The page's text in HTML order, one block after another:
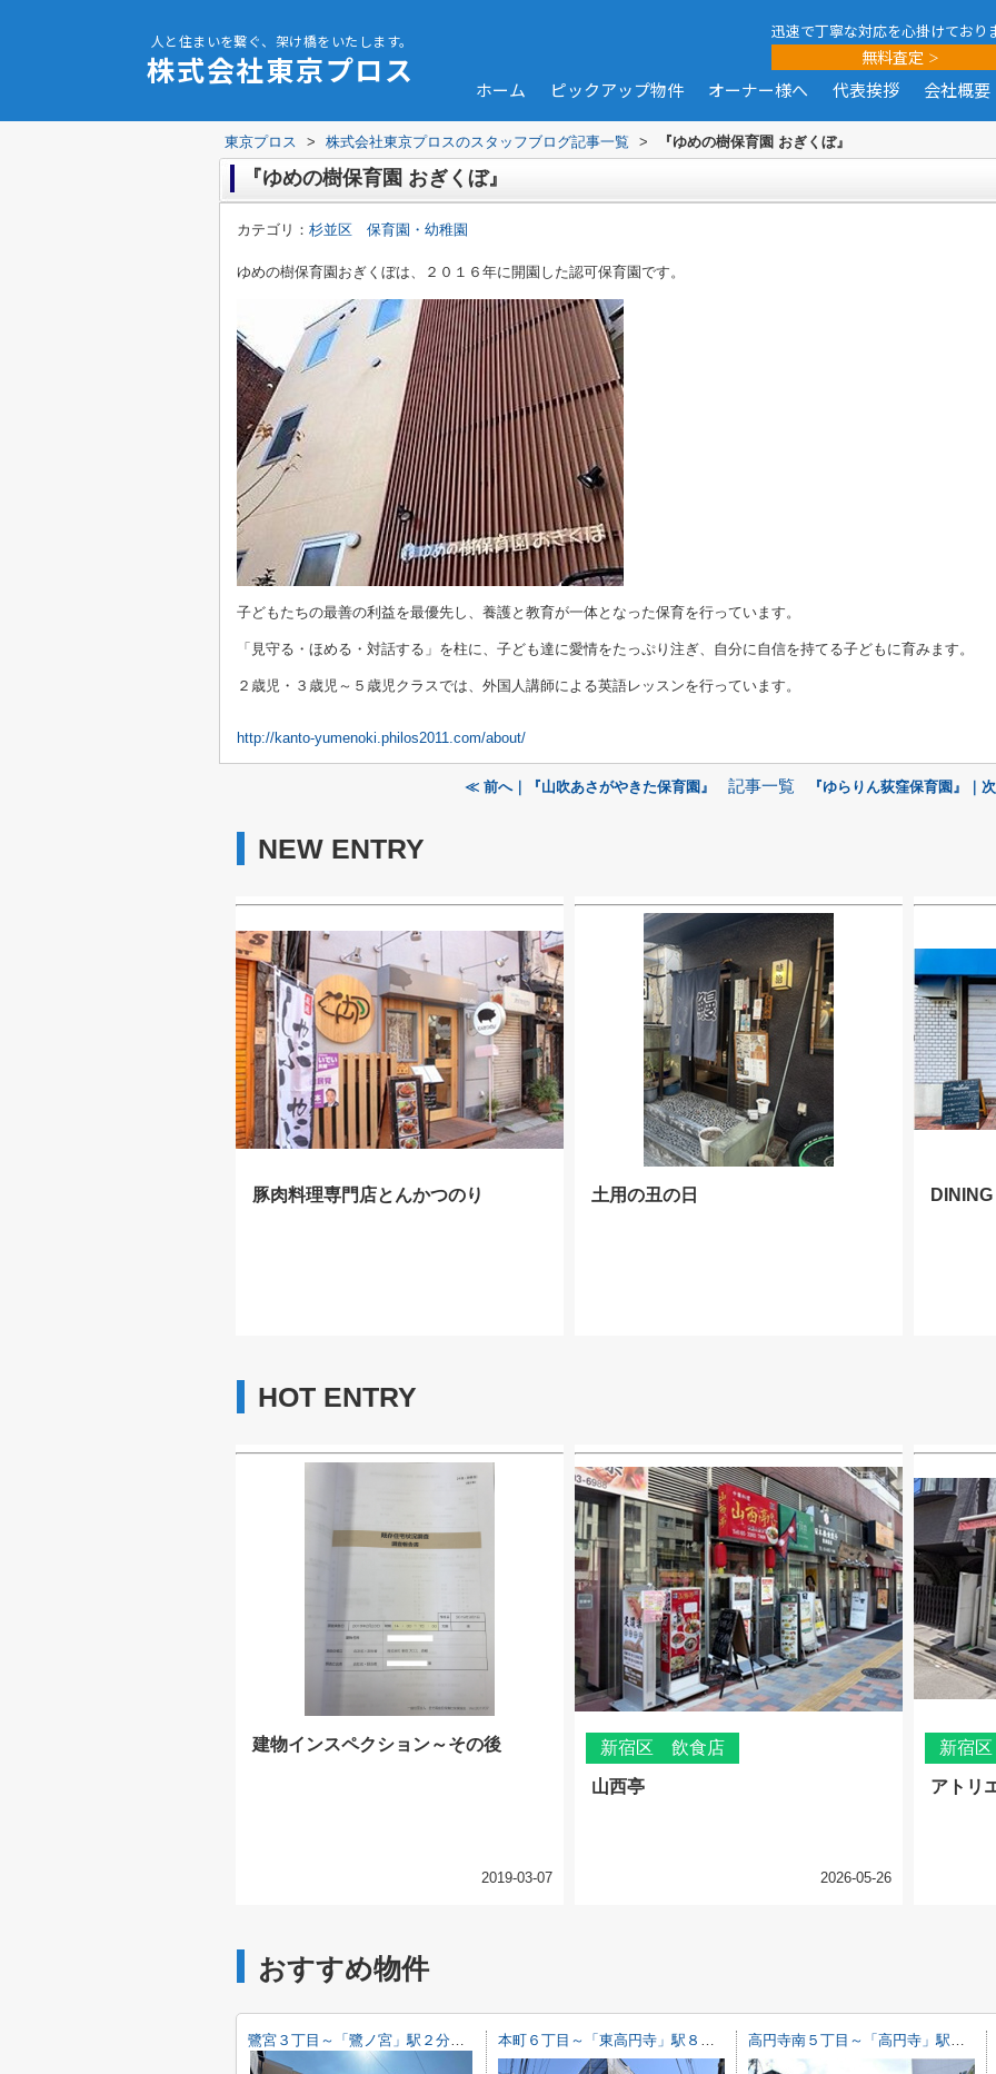
人と住まいを繋ぐ、架け橋をいたします。
株式会社東京プロス
迅速で丁寧な対応を心掛けており
無料査定
ホーム ピックアップ物件 オーナー様へ 代表挨拶 会社概要
東京プロス > 株式会社東京プロスのスタッフブログ記事一覧 > 『ゆめの樹保育園 おぎくぼ』
『ゆめの樹保育園 おぎくぼ』
カテゴリ： 杉並区 保育園・幼稚園
ゆめの樹保育園おぎくぼは、２０１６年に開園した認可保育園です。
子どもたちの最善の利益を最優先し、養護と教育が一体となった保育を行っています。
「見守る・ほめる・対話する」を柱に、子ども達に愛情をたっぷり注ぎ、自分に自信を持てる子どもに育みます。
２歳児・３歳児～５歳児クラスでは、外国人講師による英語レッスンを行っています。
http://kanto-yumenoki.philos2011.com/about/
≪ 前へ｜『山吹あさがやきた保育園』 記事一覧 『ゆらりん荻窪保育園』｜
NEW ENTRY
豚肉料理専門店とんかつのり 土用の丑の日
HOT ENTRY
建物インスペクション～その後
2019-03-07
新宿区 飲食店
山西亭
2026-05-26
新宿
アトリ
おすすめ物件